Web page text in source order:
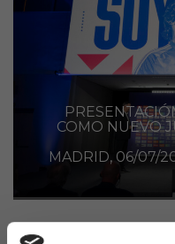
COMO NUEVO
MADRID, 06/07/